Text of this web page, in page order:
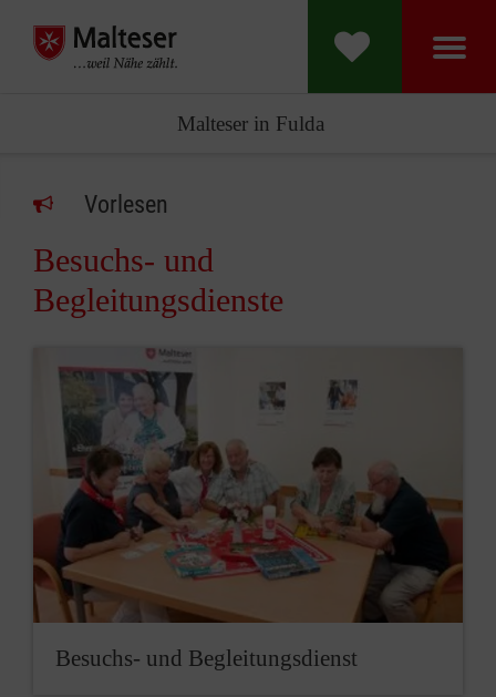
Malteser in Fulda
Vorlesen
Besuchs- und
Begleitungsdienste
Besuchs- und Begleitungsdienst